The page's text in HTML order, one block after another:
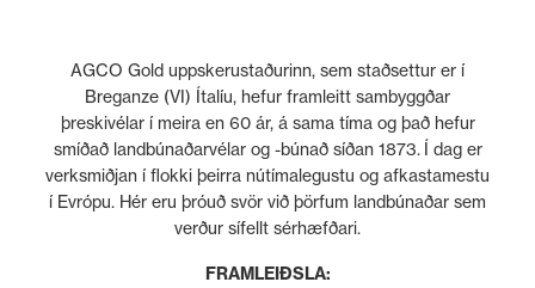
AGCO Gold uppskerustaðurinn, sem staðsettur er í
Breganze (VI) Ítalíu, hefur framleitt sambyggðar
þreskivélar í meira en 60 ár, á sama tíma og það hefur
smíðað landbúnaðarvélar og -búnað síðan 1873. Í dag er
verksmiðjan í flokki þeirra nútímalegustu og afkastamestu
í Evrópu. Hér eru þróuð svör við þörfum landbúnaðar sem
verður sífellt sérhæfðari.
FRAMLEIÐSLA: